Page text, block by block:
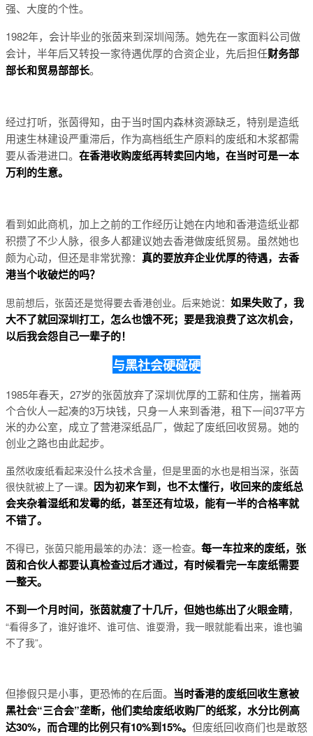
强、大度的个性。
1982年，会计毕业的张茵来到深圳闯荡。她先在一家面料公司做
会计，半年后又转投一家待遇优厚的合资企业，先后担任财务部
部长和贸易部部长。
经过打听，张茵得知，由于当时国内森林资源缺乏，特别是造纸
用速生林建设严重滞后，作为高档纸生产原料的废纸和木浆都需
要从香港进口。 在香港收购废纸再转卖回内地，在当时可是一本
万利的生意。
看到如此商机，加上之前的工作经历让她在内地和香港造纸业都
积攒了不少人脉，很多人都建议她去香港做废纸贸易。虽然她也
颇为心动，但还是非常犹豫： 真的要放弃企业优厚的待遇，去香
港当个收破烂的吗？
思前想后，张茵还是觉得要去香港创业。后来她说： 如果失败了，我
大不了就回深圳打工，怎么也饿不死；要是我浪费了这次机会，
以后我会怨自己一辈子的！
与黑社会硬碰硬
1985年春天，27岁的张茵放弃了深圳优厚的工薪和住房，揣着两
个合伙人一起凑的3万块钱，只身一人来到香港，租下一间37平方
米的办公室，成立了营港深纸品厂，做起了废纸回收贸易。她的
创业之路也由此起步。
虽然收废纸看起来没什么技术含量，但是里面的水也是相当深，张茵
很快就被上了一课。 因为初来乍到，也不太懂行，收回来的废纸总
会夹杂着湿纸和发霉的纸，甚至还有垃圾，能有一半的合格率就
不错了。
不得已，张茵只能用最笨的办法：逐一检查。 每一车拉来的废纸，张
茵和合伙人都要认真检查过后才通过，有时候看完一车废纸需要
一整天。
不到一个月时间，张茵就瘦了十几斤，但她也练出了火眼金睛，
“看得多了，谁好谁坏、谁可信、谁耍滑，我一眼就能看出来，谁也骗
不了我”。
但掺假只是小事，更恐怖的在后面。 当时香港的废纸回收生意被
黑社会“三合会”垄断，他们卖给废纸收购厂的纸浆，水分比例高
达30%，而合理的比例只有10%到15%。 但废纸回收商们也是敢怒